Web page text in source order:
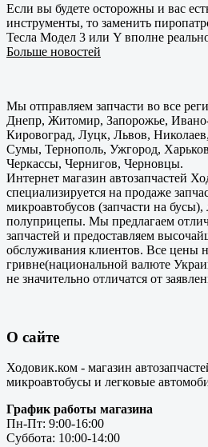
Если вы будете осторожны и вас
инструменты, то заменить
Тесла Модел 3 или Y вполне
Больше новостей
Мы отправляем запчасти во все
Днепр, Житомир, Запорожье,
Кировоград, Луцк, Львов,
Сумы, Тернополь, Ужгород,
Черкассы, Чернигов, Черновцы.
Интернет магазин автозапчастей
специализируется на продаже
микроавтобусов (запчасти на
полуприцепы. Мы предлагаем
запчастей и предоставляем
обслуживания клиентов. Все цены
гривне(национальной валюте
не значительно отличатся от
О сайте
Ходовик.ком - магазин
микроавтобусы и легковые
График работы магазина
Пн-Пт: 9:00-16:00
Суббота: 10:00-14:00